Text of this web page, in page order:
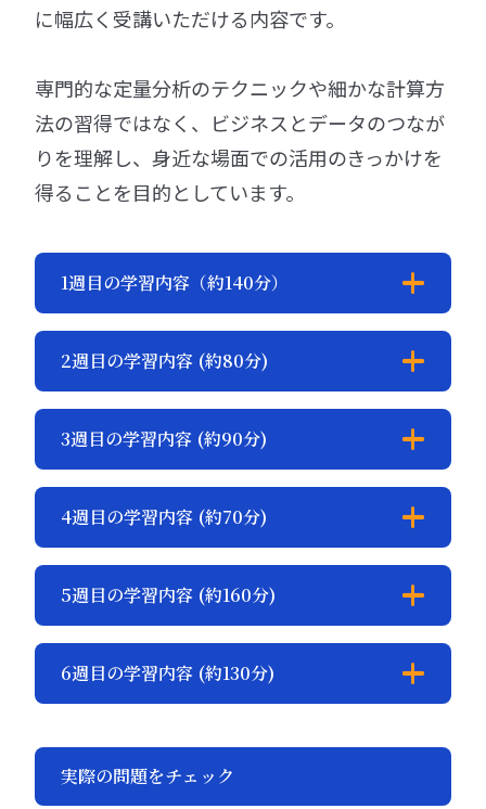
に幅広く受講いただける内容です。
専門的な定量分析のテクニックや細かな計算方
法の習得ではなく、ビジネスとデータのつなが
りを理解し、身近な場面での活用のきっかけを
得ることを目的としています。
1週目の学習内容（約140分）
データ分析の大枠を理解する／学ぶ
意義を認識する
データ分析を捉えなおすとともに、データ分析を学び・身につけ
ることの自分にとっての意味を考えます。
2週目の学習内容 (約80分)
問題解決プロセスの概要
データを活用した問題解決プロセスの全体像を理解し、どんな問
題が起きているのかを特定するスキルを身につけます。
3週目の学習内容 (約90分)
データを加工して読み解く
代表値を用いたり、ビジュアル化したり、データを加工すること
によって、傾向を把握する手法を学びます。
4週目の学習内容 (約70分)
仮説を立てる
どこで、なぜ問題が生じているのかを探るために仮説を構築する
ための方法と、それらを検証するために必要なデータ収集の手法
を身につけます。
5週目の学習内容 (約160分)
原因を探索する
問題の原因を探るためにどんな行動を起こしていけばよいのかを
6週目の学習内容 (約130分)
総まとめ・
今後の活用方法を構想する
実際の問題をチェック